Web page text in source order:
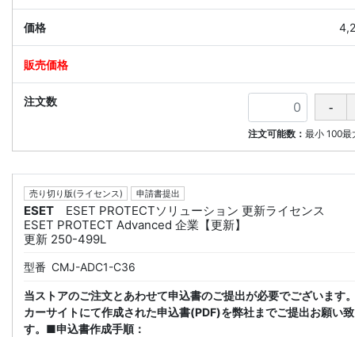
注文可能数： 最小 100最
売り切り版(ライセンス) 申請書提出
ESET
ESET PROTECTソリューション 更新ライセンス
ESET PROTECT Advanced 企業【更新】
更新 250-499L
型番 CMJ-ADC1-C36
当ストアのご注文とあわせて申込書のご提出が必要でございます
カーサイトにて作成された申込書(PDF)を弊社までご提出お願い
す。■申込書作成手順：